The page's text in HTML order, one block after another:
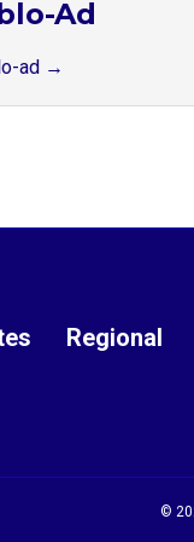
Ad
ad →
Regional
©